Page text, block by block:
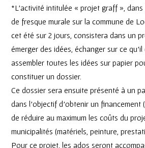
*L’activité intitulée « projet graff », dans
de fresque murale sur la commune de
cet été sur 2 jours, consistera dans un
émerger des idées, échanger sur ce
assembler toutes les idées sur papier
constituer un dossier.
Ce dossier sera ensuite présenté à un
dans l’objectif d’obtenir un financement
de réduire au maximum les coûts du
municipalités (matériels, peinture,
Pour ce projet, les ados seront